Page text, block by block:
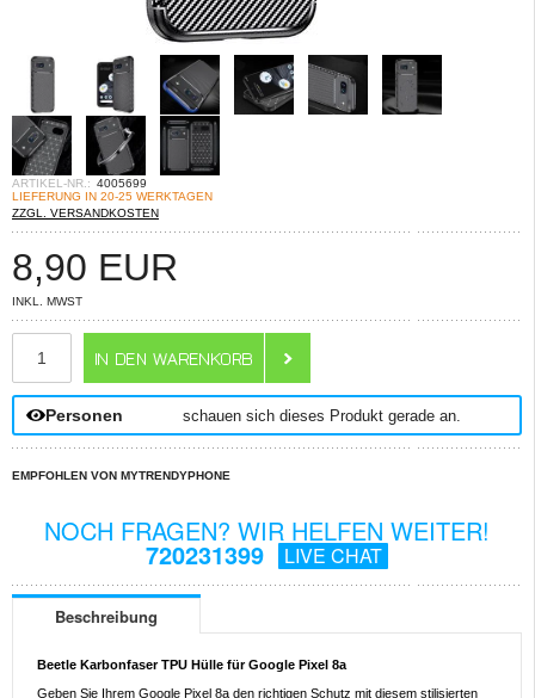
ARTIKEL-NR.: 4005699
LIEFERUNG IN 20-25 WERKTAGEN
ZZGL. VERSANDKOSTEN
8,90 EUR
INKL. MWST
Personen schauen sich dieses Produkt gerade an.
EMPFOHLEN VON MYTRENDYPHONE
NOCH FRAGEN? WIR HELFEN WEITER!
720231399 LIVE CHAT
Beschreibung
Beetle Karbonfaser TPU Hülle für Google Pixel 8a
Geben Sie Ihrem Google Pixel 8a den richtigen Schutz mit diesem stilisierten